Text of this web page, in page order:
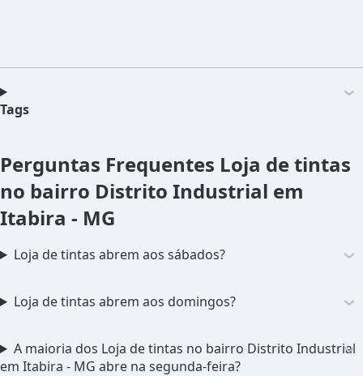
Tags
Perguntas Frequentes Loja de tintas
no bairro Distrito Industrial em
Itabira - MG
Loja de tintas abrem aos sábados?
Loja de tintas abrem aos domingos?
A maioria dos Loja de tintas no bairro Distrito Industrial
em Itabira - MG abre na segunda-feira?